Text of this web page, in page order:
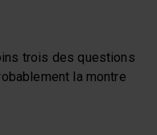
trois des questions
la montre